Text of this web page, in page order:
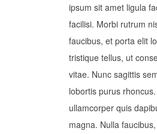
ipsum sit amet ligula
facilisi. Morbi rutrum
faucibus, et porta elit
tristique tellus, ut
vitae. Nunc sagittis
lobortis purus
ullamcorper quis
magna. Nulla